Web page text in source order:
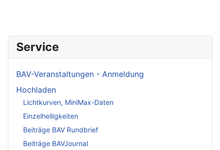
Service
BAV-Veranstaltungen - Anmeldung
Hochladen
Lichtkurven, MiniMax-Daten
Einzelhelligkeiten
Beiträge BAV Rundbrief
Beiträge BAVJournal